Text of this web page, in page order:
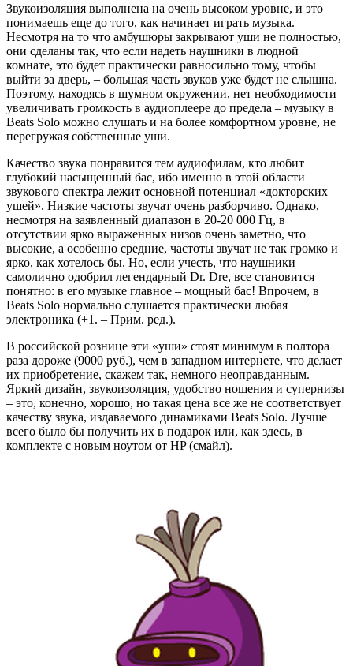
Звукоизоляция выполнена на очень высоком уровне, и это
понимаешь еще до того, как начинает играть музыка.
Несмотря на то что амбушюры закрывают уши не полностью,
они сделаны так, что если надеть наушники в людной
комнате, это будет практически равносильно тому, чтобы
выйти за дверь, – большая часть звуков уже будет не слышна.
Поэтому, находясь в шумном окружении, нет необходимости
увеличивать громкость в аудиоплеере до предела – музыку в
Beats Solo можно слушать и на более комфортном уровне, не
перегружая собственные уши.
Качество звука понравится тем аудиофилам, кто любит
глубокий насыщенный бас, ибо именно в этой области
звукового спектра лежит основной потенциал «докторских
ушей». Низкие частоты звучат очень разборчиво. Однако,
несмотря на заявленный диапазон в 20-20 000 Гц, в
отсутствии ярко выраженных низов очень заметно, что
высокие, а особенно средние, частоты звучат не так громко и
ярко, как хотелось бы. Но, если учесть, что наушники
самолично одобрил легендарный Dr. Dre, все становится
понятно: в его музыке главное – мощный бас! Впрочем, в
Beats Solo нормально слушается практически любая
электроника (+1. – Прим. ред.).
В российской рознице эти «уши» стоят минимум в полтора
раза дороже (9000 руб.), чем в западном интернете, что делает
их приобретение, скажем так, немного неоправданным.
Яркий дизайн, звукоизоляция, удобство ношения и супернизы
– это, конечно, хорошо, но такая цена все же не соответствует
качеству звука, издаваемого динамиками Beats Solo. Лучше
всего было бы получить их в подарок или, как здесь, в
комплекте с новым ноутом от HP (смайл).